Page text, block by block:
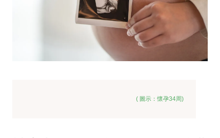
( 圖示：懷孕34周)